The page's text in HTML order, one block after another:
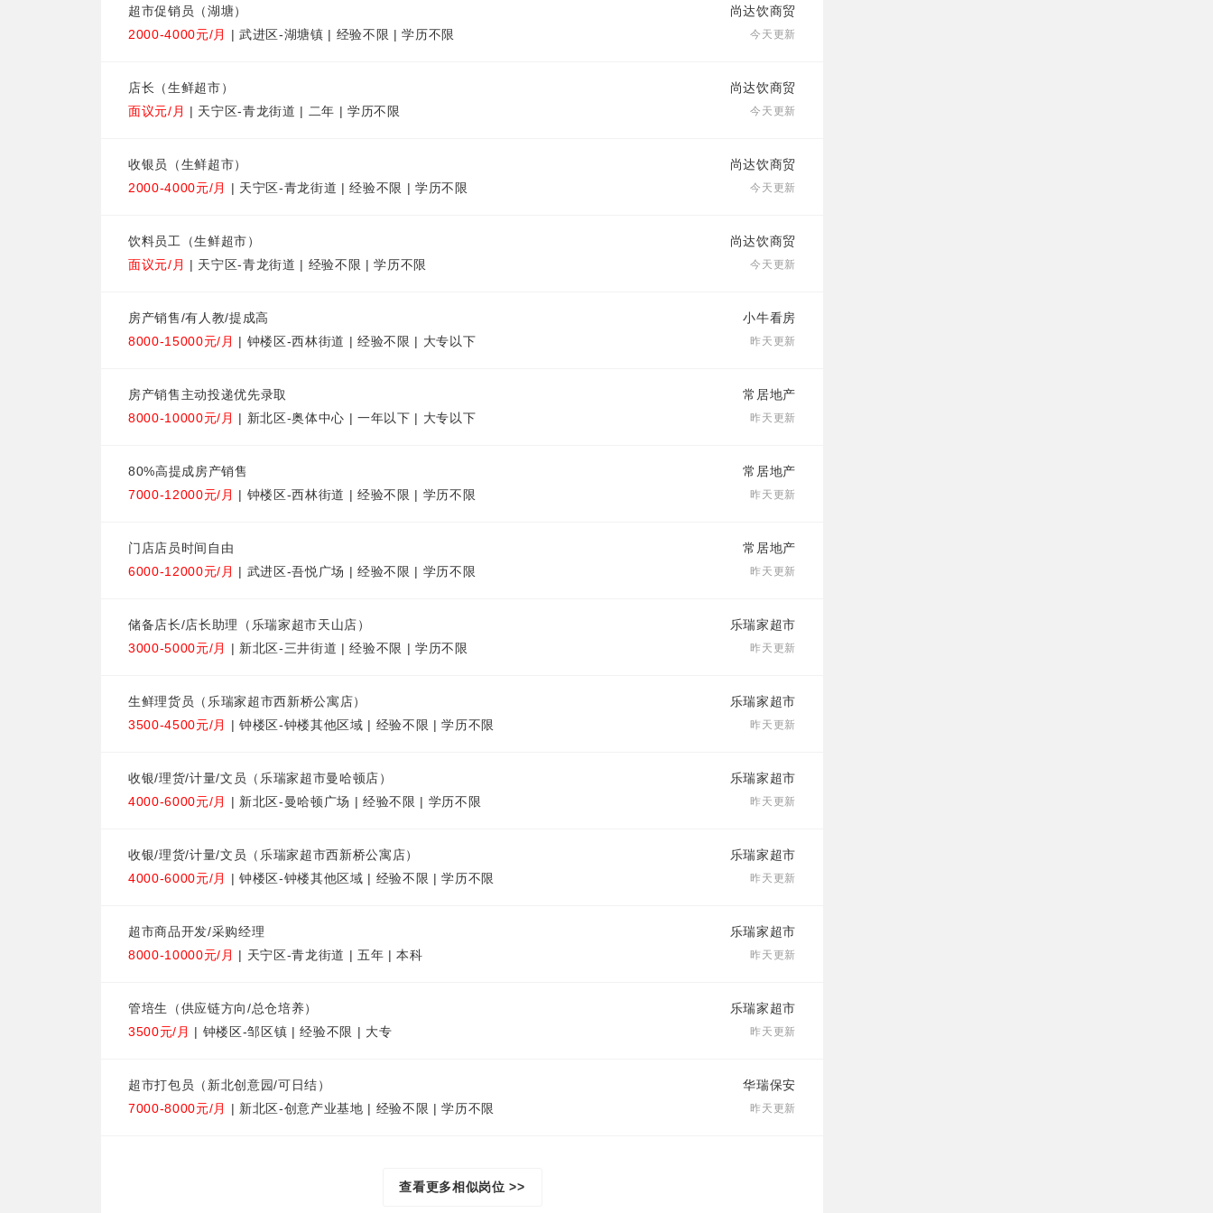
尚达饮商贸
超市促销员（湖塘）
今天更新
2000-4000元/月 | 武进区-湖塘镇 | 经验不限 | 学历不限
尚达饮商贸
店长（生鲜超市）
今天更新
面议元/月 | 天宁区-青龙街道 | 二年 | 学历不限
尚达饮商贸
收银员（生鲜超市）
今天更新
2000-4000元/月 | 天宁区-青龙街道 | 经验不限 | 学历不限
尚达饮商贸
饮料员工（生鲜超市）
今天更新
面议元/月 | 天宁区-青龙街道 | 经验不限 | 学历不限
小牛看房
房产销售/有人教/提成高
昨天更新
8000-15000元/月 | 钟楼区-西林街道 | 经验不限 | 大专以下
常居地产
房产销售主动投递优先录取
昨天更新
8000-10000元/月 | 新北区-奥体中心 | 一年以下 | 大专以下
常居地产
80%高提成房产销售
昨天更新
7000-12000元/月 | 钟楼区-西林街道 | 经验不限 | 学历不限
常居地产
门店店员时间自由
昨天更新
6000-12000元/月 | 武进区-吾悦广场 | 经验不限 | 学历不限
乐瑞家超市
储备店长/店长助理（乐瑞家超市天山店）
昨天更新
3000-5000元/月 | 新北区-三井街道 | 经验不限 | 学历不限
乐瑞家超市
生鲜理货员（乐瑞家超市西新桥公寓店）
昨天更新
3500-4500元/月 | 钟楼区-钟楼其他区域 | 经验不限 | 学历不限
乐瑞家超市
收银/理货/计量/文员（乐瑞家超市曼哈顿店）
昨天更新
4000-6000元/月 | 新北区-曼哈顿广场 | 经验不限 | 学历不限
乐瑞家超市
收银/理货/计量/文员（乐瑞家超市西新桥公寓店）
昨天更新
4000-6000元/月 | 钟楼区-钟楼其他区域 | 经验不限 | 学历不限
乐瑞家超市
超市商品开发/采购经理
昨天更新
8000-10000元/月 | 天宁区-青龙街道 | 五年 | 本科
乐瑞家超市
管培生（供应链方向/总仓培养）
昨天更新
3500元/月 | 钟楼区-邹区镇 | 经验不限 | 大专
华瑞保安
超市打包员（新北创意园/可日结）
昨天更新
7000-8000元/月 | 新北区-创意产业基地 | 经验不限 | 学历不限
查看更多相似岗位 >>